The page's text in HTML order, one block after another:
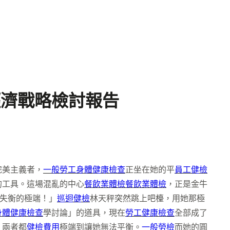
戰略檢討報告
主義者， 一般勞工身體健康檢查正坐在她的平員工健檢
具。這場混亂的中心餐飲業體檢餐飲業體檢 ，正是金牛
衡的極端！」 巡迴健檢林天秤突然跳上吧檯，用她那極
健康檢查學討論」的道具，現在勞工健康檢查全部成了
者都健檢費用極端到讓她無法平衡。 一般勞檢而她的圓